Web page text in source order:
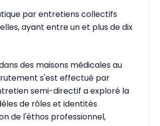
par entretiens collectifs
ayant entre un et plus de dix
des maisons médicales au
s'est effectué par
semi-directif a exploré la
de rôles et identités
de l'éthos professionnel,